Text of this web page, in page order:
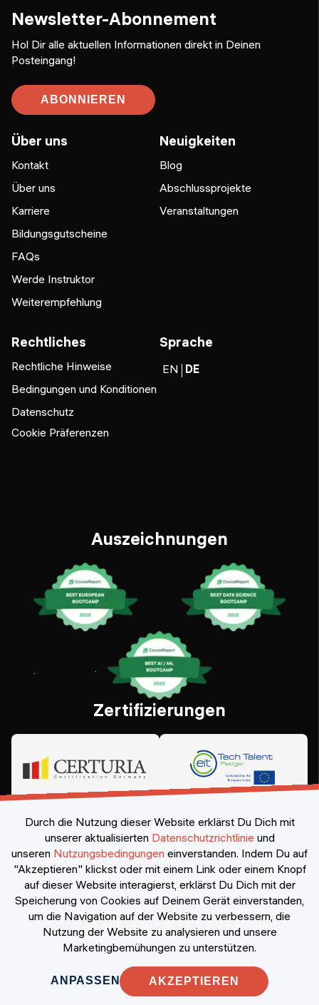
Newsletter-Abonnement
Hol Dir alle aktuellen Informationen direkt in Deinen
Posteingang!
ABONNIEREN
Über uns
Kontakt
Über uns
Karriere
Bildungsgutscheine
FAQs
Werde Instruktor
Weiterempfehlung
Neuigkeiten
Blog
Abschlussprojekte
Veranstaltungen
Rechtliches
Rechtliche Hinweise
Bedingungen und Konditionen
Datenschutz
Cookie Präferenzen
Sprache
EN DE
Auszeichnungen
Zertifizierungen
©2026Constructor Nexademy. Alle Rechte vorbehalten
Durch die Nutzung dieser Website erklärst Du Dich mit
unserer aktualisierten Datenschutzrichtlinie und
unseren Nutzungsbedingungen einverstanden. Indem Du auf
"Akzeptieren" klickst oder mit einem Link oder einem Knopf
auf dieser Website interagierst, erklärst Du Dich mit der
Speicherung von Cookies auf Deinem Gerät einverstanden,
um die Navigation auf der Website zu verbessern, die
Nutzung der Website zu analysieren und unsere
Marketingbemühungen zu unterstützen.
ANPASSEN AKZEPTIEREN